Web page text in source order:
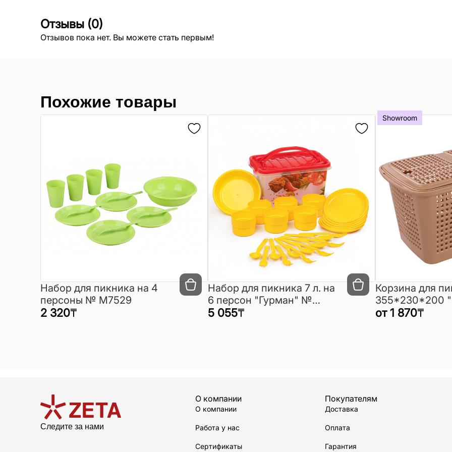
Отзывы (0)
Отзывов пока нет. Вы можете стать первым!
Похожие товары
Набор для пикника на 4
персоны № М7529
2 320₸
Набор для пикника 7 л. на
6 персон "Гурман" №
М3058
5 055₸
Showroom
Корзина для
355*230*200
от 1 870₸
Следите за нами
О компании
О компании
Работа у нас
Сертификаты
Покупателям
Доставка
Оплата
Гарантия